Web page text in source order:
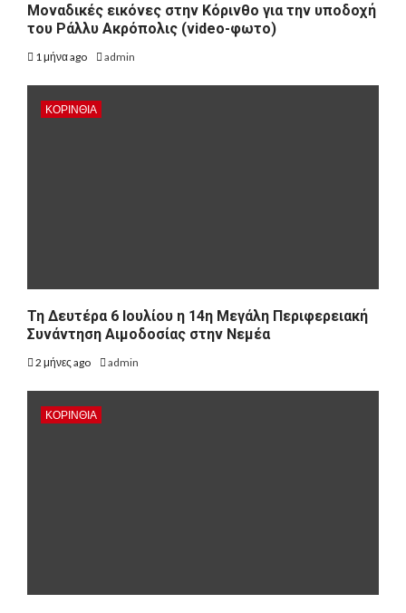
Μοναδικές εικόνες στην Κόρινθο για την υποδοχή
του Ράλλυ Ακρόπολις (video-φωτο)
1 μήνα ago admin
ΚΟΡΙΝΘΊΑ
Τη Δευτέρα 6 Ιουλίου η 14η Μεγάλη Περιφερειακή
Συνάντηση Αιμοδοσίας στην Νεμέα
2 μήνες ago admin
ΚΟΡΙΝΘΊΑ